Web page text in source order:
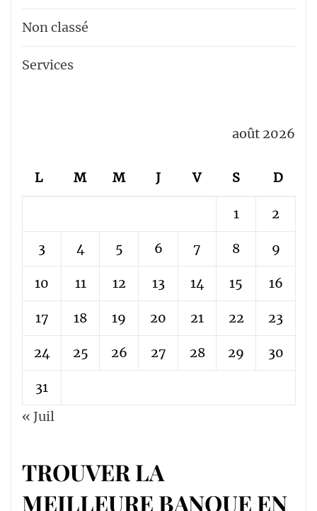
Non classé
Services
août 2026
L M M J V S D
1 2
3 4 5 6 7 8 9
10 11 12 13 14 15 16
17 18 19 20 21 22 23
24 25 26 27 28 29 30
31
« Juil
TROUVER LA
MEILLEURE BANQUE EN